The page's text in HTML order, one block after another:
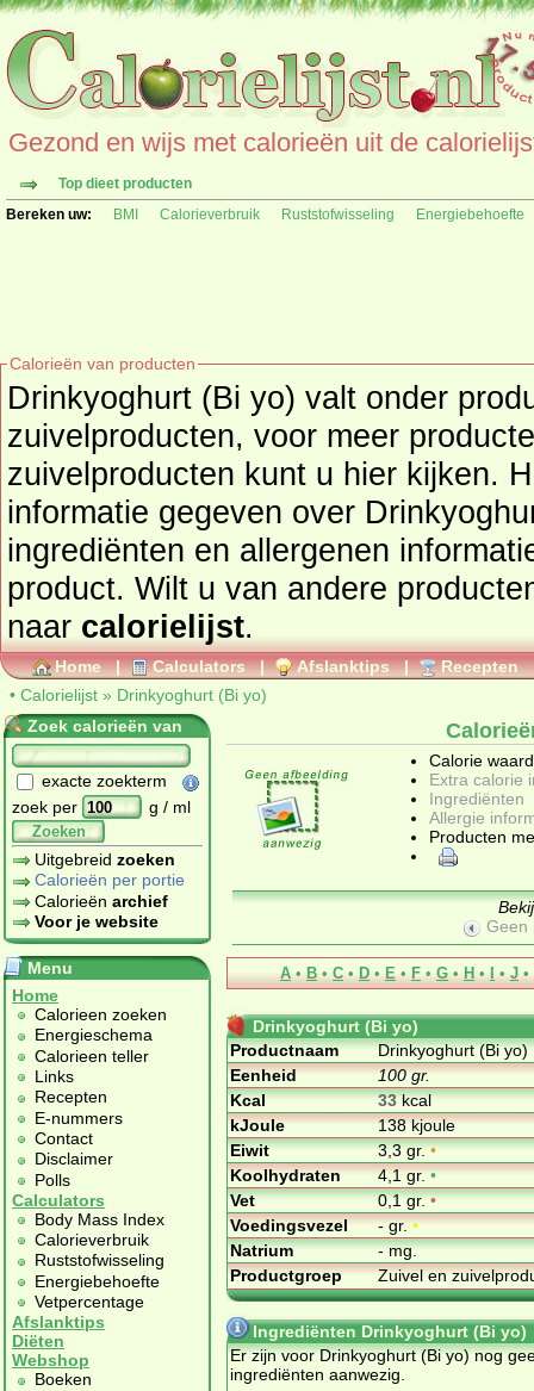
Gezond en wijs met calorieën uit de
Top dieet producten
Bereken uw:
BMI Calorieverbruik Ruststofwisseling Energiebehoefte
Calorieën van producten
Drinkyoghurt (Bi yo) valt onder
zuivelproducten, voor meer
zuivelproducten kunt u hier kijken.
informatie gegeven over Drinkyoghurt (Bi yo),
ingrediënten en allergenen
product. Wilt u van andere
naar calorielijst.
Home | Calculators | Afslanktips | Recepten
• Calorielijst » Drinkyoghurt (Bi yo)
Zoek calorieën van
exacte zoekterm
zoek per
g / ml
Zoeken
Uitgebreid zoeken
Calorieën per portie
Calorieën archief
Voor je website
Menu
Home
Calorieen zoeken
Energieschema
Calorieen teller
Links
Recepten
E-nummers
Contact
Disclaimer
Polls
Calculators
Body Mass Index
Calorieverbruik
Ruststofwisseling
Energiebehoefte
Vetpercentage
Afslanktips
Diëten
Webshop
Boeken
Calorie
Extra calorie
Ingrediënten
Allergie
Producten
Geen
A • B • C • D • E • F • G • H • I • J •
Drinkyoghurt (Bi yo)
Productnaam
Drinkyoghurt (Bi yo)
Eenheid
100 gr.
Kcal
33kcal
kJoule
138 kjoule
Eiwit
3,3 gr.•
Koolhydraten
4,1 gr.•
Vet
0,1 gr.•
Voedingsvezel
- gr.•
Natrium
- mg.
Productgroep
Zuivel en
Ingrediënten Drinkyoghurt (Bi yo)
Er zijn voor Drinkyoghurt (Bi yo) nog
ingrediënten aanwezig.